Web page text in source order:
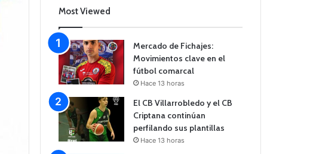
Most Viewed
Mercado de Fichajes:
Movimientos clave en el
fútbol comarcal
Hace 13 horas
El CB Villarrobledo y el CB
Criptana continúan
perfilando sus plantillas
Hace 13 horas